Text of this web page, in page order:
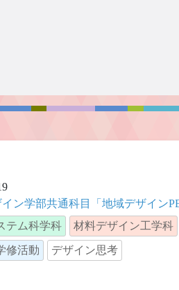
ン学部共通科目「地域デザイン
テム科学科
材料デザイン工学科
修活動 デザイン思考